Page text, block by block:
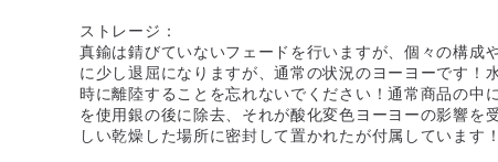
ストレージ：
真鍮は錆びていないフェードを行いますが、個々の構成
に少し退屈になりますが、通常の状況のヨーヨーです！
時に離陸することを忘れないでください！通常商品の中
を使用銀の後に除去、それが酸化変色ヨーヨーの影響を
しい乾燥した場所に密封して置かれたが付属しています！